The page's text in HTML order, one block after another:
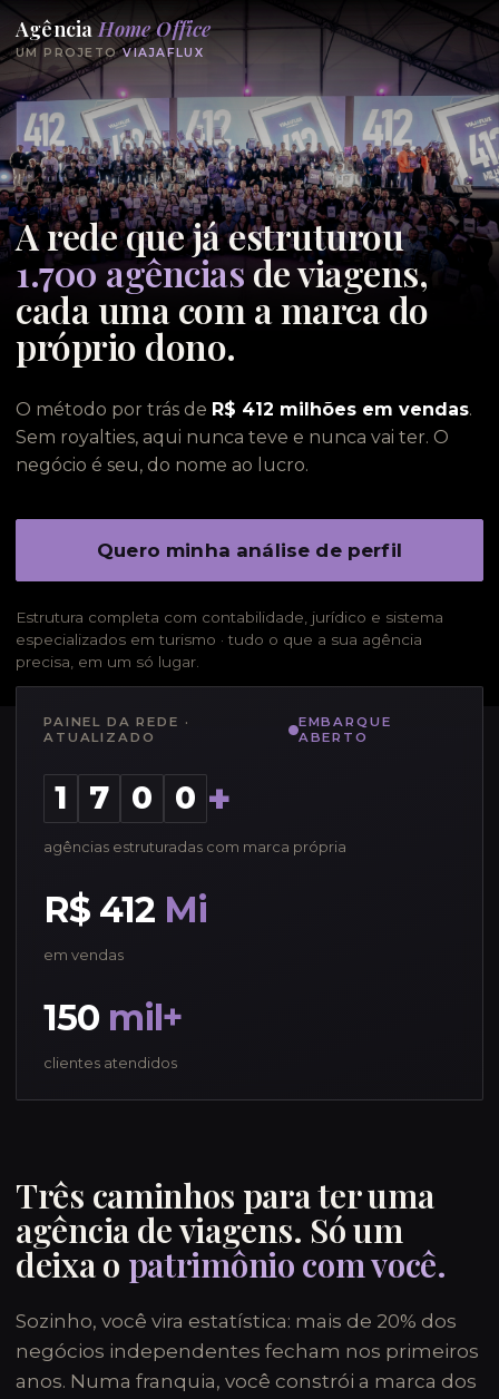
AgênciaHome Office
UM PROJETOVIAJAFLUX
A rede que já estruturou
1.700 agênciasde viagens,
cada uma com a marca do
próprio dono.
O método por trás de R$ 412 milhões em vendas.
Sem royalties, aqui nunca teve e nunca vai ter. O
negócio é seu, do nome ao lucro.
Quero minha análise de perfil
Estrutura completa com contabilidade, jurídico e sistema
especializados em turismo · tudo o que a sua agência
precisa, em um só lugar.
PAINEL DA REDE ·
ATUALIZADO
EMBARQUE
ABERTO
1 7 0 0 +
agências estruturadas com marca própria
R$ 412 Mi
em vendas
150 mil+
clientes atendidos
Três caminhos para ter uma
agência de viagens. Só um
deixa o patrimônio com você.
Sozinho, você vira estatística: mais de 20% dos
negócios independentes fecham nos primeiros
anos. Numa franquia, você constrói a marca dos